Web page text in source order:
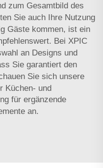
zum Gesamtbild des
Sie auch Ihre Nutzung
Gäste kommen, ist ein
Bei XPIC
an Designs und
Sie garantiert den
Sie sich unsere
Küchen- und
für ergänzende
an.